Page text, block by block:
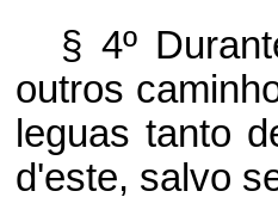
§ 4º
outros
leguas tanto
d'este, salvo